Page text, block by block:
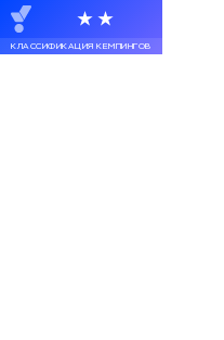
★★
КЛАССИФИКАЦИЯ КЕМПИНГОВ